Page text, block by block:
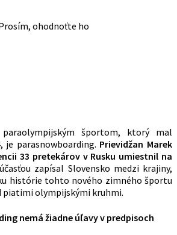
ohodnoťte ho
športom, ktorý mal
je parasnowboarding. Prievidžan Marek
33 pretekárov v Rusku umiestnil na
zapísal Slovensko medzi krajiny,
histórie tohto nového zimného športu
piatimi olympijskými kruhmi.
nemá žiadne úľavy v predpisoch